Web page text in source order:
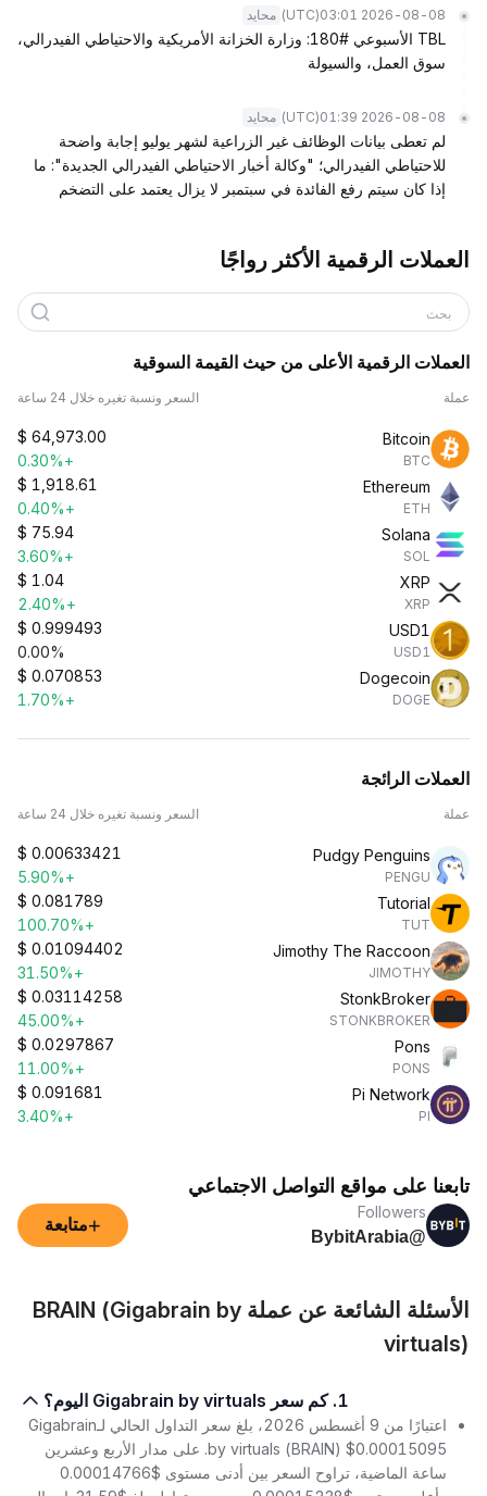
2026-08-08 03:01
(UTC) محايد
TBL الأسبوعي #180: وزارة الخزانة الأمريكية والاحتياطي الفيدرالي،
سوق العمل، والسيولة
2026-08-08 01:39
(UTC) محايد
لم تعطى بيانات الوظائف غير الزراعية لشهر يوليو إجابة واضحة
للاحتياطي الفيدرالي؛ "وكالة أخبار الاحتياطي الفيدرالي الجديدة": ما
إذا كان سيتم رفع الفائدة في سبتمبر لا يزال يعتمد على التضخم
العملات الرقمية الأكثر رواجًا
بحث
العملات الرقمية الأعلى من حيث القيمة السوقية
عملة السعر ونسبة تغيره خلال 24 ساعة
Bitcoin
BTC
$ 64,973.00
+0.30%
Ethereum
ETH
$ 1,918.61
+0.40%
Solana
SOL
$ 75.94
+3.60%
XRP
XRP
$ 1.04
+2.40%
USD1
USD1
$ 0.999493
0.00%
Dogecoin
DOGE
$ 0.070853
+1.70%
العملات الرائجة
عملة السعر ونسبة تغيره خلال 24 ساعة
Pudgy Penguins
PENGU
$ 0.00633421
+5.90%
Tutorial
TUT
$ 0.081789
+100.70%
Jimothy The Raccoon
JIMOTHY
$ 0.01094402
+31.50%
StonkBroker
STONKBROKER
$ 0.03114258
+45.00%
Pons
PONS
$ 0.0297867
+11.00%
Pi Network
PI
$ 0.091681
+3.40%
تابعنا على مواقع التواصل الاجتماعي
Followers
@BybitArabia
+متابعة
الأسئلة الشائعة عن عملة BRAIN (Gigabrain by
virtuals)
1. كم سعر Gigabrain by virtuals اليوم؟
اعتبارًا من 9 أغسطس 2026، بلغ سعر التداول الحالي لـGigabrain
by virtuals (BRAIN) $0.00015095. على مدار الأربع وعشرين
ساعة الماضية، تراوح السعر بين أدنى مستوى $0.00014766